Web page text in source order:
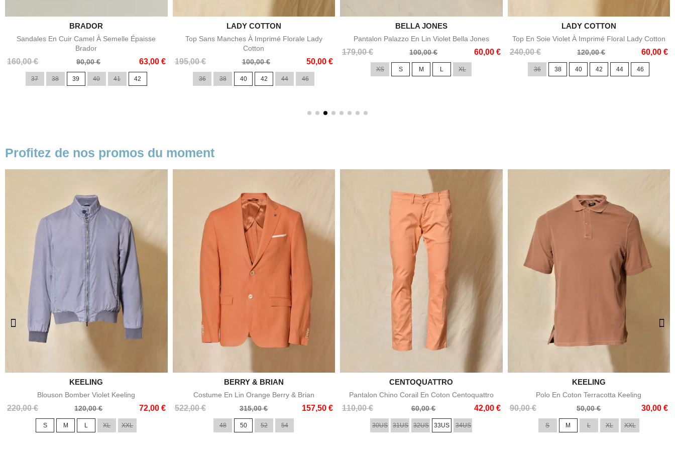
Aperçu rapide
BRADOR
Sandales En Cuir Camel À Semelle Épaisse
Brador
160,00 €
Prix
90,00 € 63,00 €
Prix
37 38 39 40 41 42
Aperçu rapide
LADY COTTON
Top Sans Manches À Imprimé Florale Lady
Cotton
195,00 €
Prix
100,00 € 50,00 €
Prix
36 38 40 42 44 46
Aperçu rapide
BELLA JONES
Pantalon Palazzo En Lin Violet Bella Jones
179,00 €
Prix
100,00 € 60,00 €
Prix
XS S M L XL
Aperçu rapide
LADY COTTON
Top En Soie Violet À Imprimé Floral Lady Cotton
240,00 €
Prix
120,00 € 60,00 €
Prix
36 38 40 42 44 46
Profitez de nos promos du moment
Aperçu rapide
KEELING
Blouson Bomber Violet Keeling
220,00 €
Prix
120,00 € 72,00 €
Prix
S M L XL XXL
Aperçu rapide
BERRY & BRIAN
Costume En Lin Orange Berry & Brian
522,00 €
Prix
315,00 € 157,50 €
Prix
48 50 52 54
Aperçu rapide
CENTOQUATTRO
Pantalon Chino Corail En Coton Centoquattro
110,00 €
Prix
60,00 € 42,00 €
Prix
30US 31US 32US 33US 34US
Aperçu rapide
KEELING
Polo En Coton Terracotta Keeling
90,00 €
Prix
50,00 € 30,00 €
Prix
S M L XL XXL